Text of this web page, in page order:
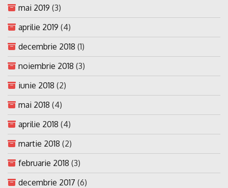
mai 2019 (3)
aprilie 2019 (4)
decembrie 2018 (1)
noiembrie 2018 (3)
iunie 2018 (2)
mai 2018 (4)
aprilie 2018 (4)
martie 2018 (2)
februarie 2018 (3)
decembrie 2017 (6)